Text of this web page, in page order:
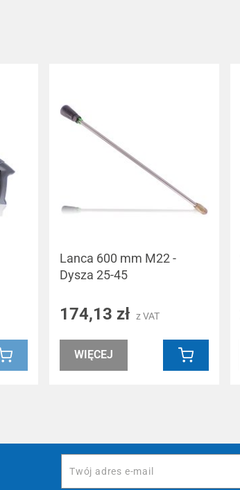
Lanca 600 mm M22 -
Dysza 25-45
174,13 zł z VAT
WIĘCEJ